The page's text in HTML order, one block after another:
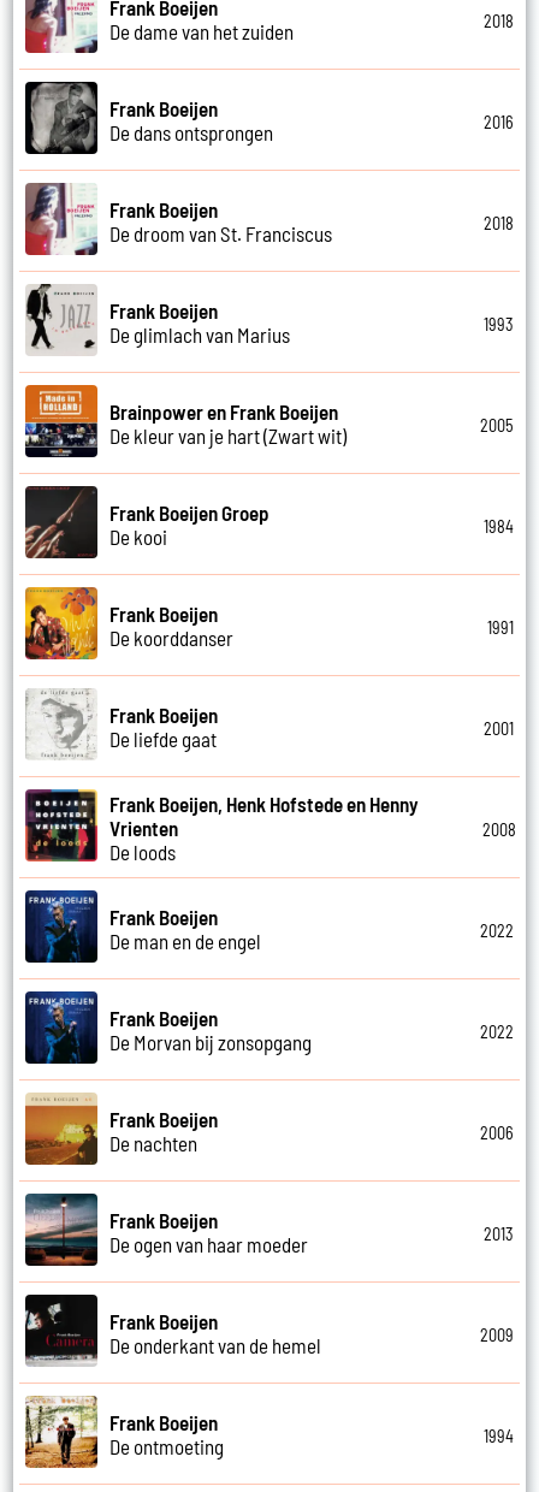
Frank Boeijen
De dame van het zuiden
2018
Frank Boeijen
De dans ontsprongen
2016
Frank Boeijen
De droom van St. Franciscus
2018
Frank Boeijen
De glimlach van Marius
1993
Brainpower en Frank Boeijen
De kleur van je hart (Zwart wit)
2005
Frank Boeijen Groep
De kooi
1984
Frank Boeijen
De koorddanser
1991
Frank Boeijen
De liefde gaat
2001
Frank Boeijen, Henk Hofstede en Henny
Vrienten
De loods
2008
Frank Boeijen
De man en de engel
2022
Frank Boeijen
De Morvan bij zonsopgang
2022
Frank Boeijen
De nachten
2006
Frank Boeijen
De ogen van haar moeder
2013
Frank Boeijen
De onderkant van de hemel
2009
Frank Boeijen
De ontmoeting
1994